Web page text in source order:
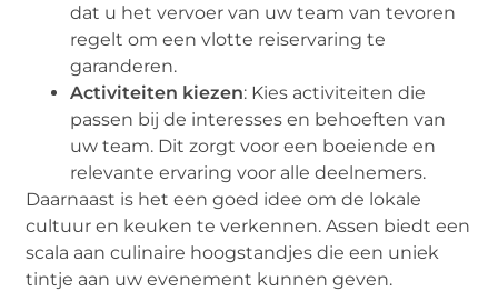
dat u het vervoer van uw team van tevoren
regelt om een vlotte reiservaring te
garanderen.
Activiteiten kiezen: Kies activiteiten die
passen bij de interesses en behoeften van
uw team. Dit zorgt voor een boeiende en
relevante ervaring voor alle deelnemers.
Daarnaast is het een goed idee om de lokale
cultuur en keuken te verkennen. Assen biedt een
scala aan culinaire hoogstandjes die een uniek
tintje aan uw evenement kunnen geven.